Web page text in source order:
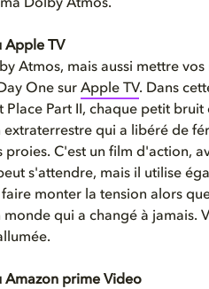
Dolby Atmos.
Apple TV
Atmos, mais aussi mettre vos
One sur Apple TV. Dans
Part II, chaque petit bruit
qui a libéré de
C'est un film d'action,
s'attendre, mais il utilise
monter la tension alors
qui a changé à jamais.
Amazon prime Video